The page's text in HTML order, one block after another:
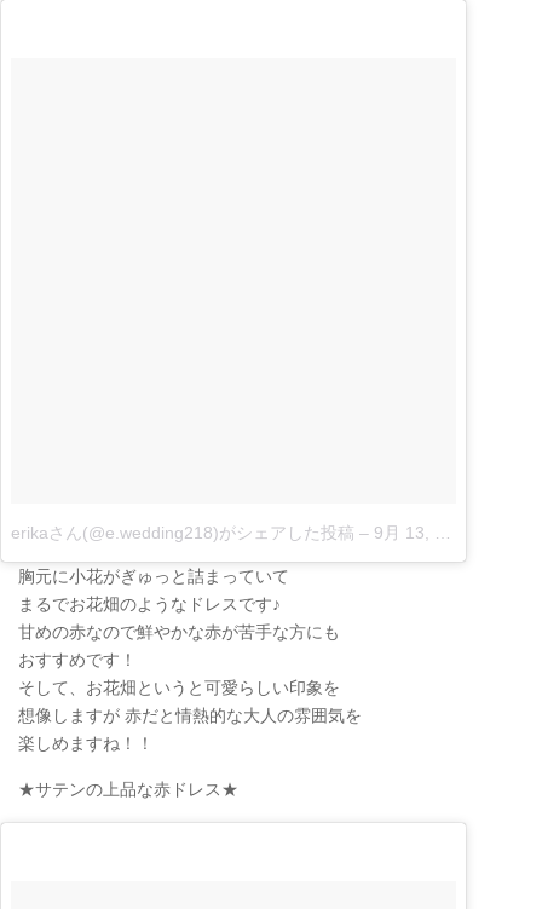
erikaさん(@e.wedding218)がシェアした投稿 – 9月 13, 2017 at 6:13午前 PDT
胸元に小花がぎゅっと詰まっていて
まるでお花畑のようなドレスです♪
甘めの赤なので鮮やかな赤が苦手な方にも
おすすめです！
そして、お花畑というと可愛らしい印象を
想像しますが 赤だと情熱的な大人の雰囲気を
楽しめますね！！
★サテンの上品な赤ドレス★